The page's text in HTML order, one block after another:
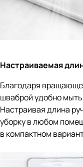
Настраиваемая
Благодаря
шваброй удобно
Настраивая длина
уборку в любом
в компактном